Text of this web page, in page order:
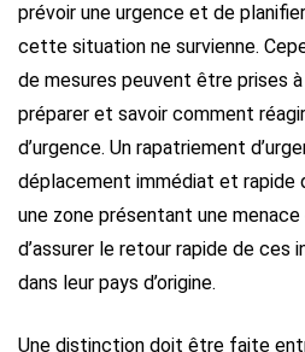
prévoir une urgence et de
cette situation ne survienne.
de mesures peuvent être prises à
préparer et savoir comment
d’urgence. Un rapatriement
déplacement immédiat et rapide
une zone présentant une menace
d’assurer le retour rapide de ces
dans leur pays d’origine.
Une distinction doit être faite